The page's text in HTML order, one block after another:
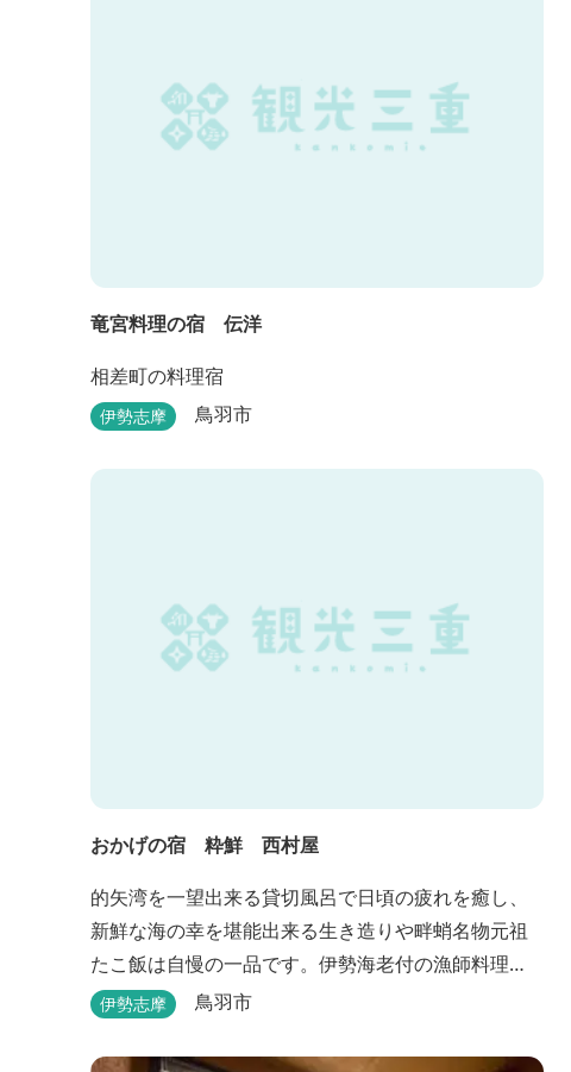
竜宮料理の宿 伝洋
相差町の料理宿
伊勢志摩 鳥羽市
おかげの宿 粋鮮 西村屋
的矢湾を一望出来る貸切風呂で日頃の疲れを癒し、
新鮮な海の幸を堪能出来る生き造りや畔蛸名物元祖
たこ飯は自慢の一品です。伊勢海老付の漁師料理
で、心身ともにやすらぎのひとときを。
伊勢志摩 鳥羽市